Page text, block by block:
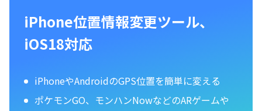
iPhone位置情報変更ツール、
iOS18対応
iPhoneやAndroidのGPS位置を簡単に変える
ポケモンGO、モンハンNowなどのARゲームや